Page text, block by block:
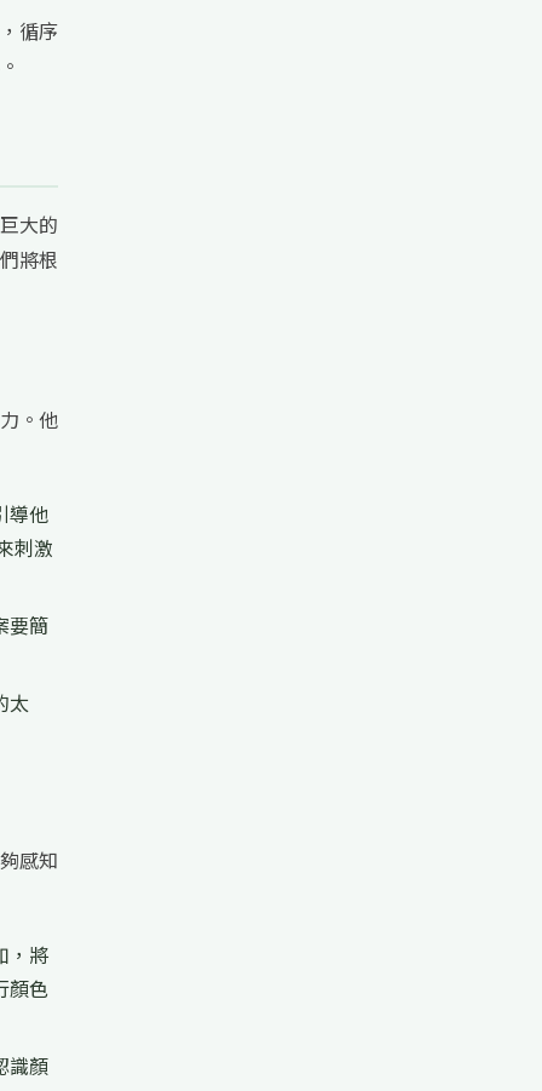
循序
大的
將根
。他
導他
刺激
要簡
太
感知
，將
顏色
識顏